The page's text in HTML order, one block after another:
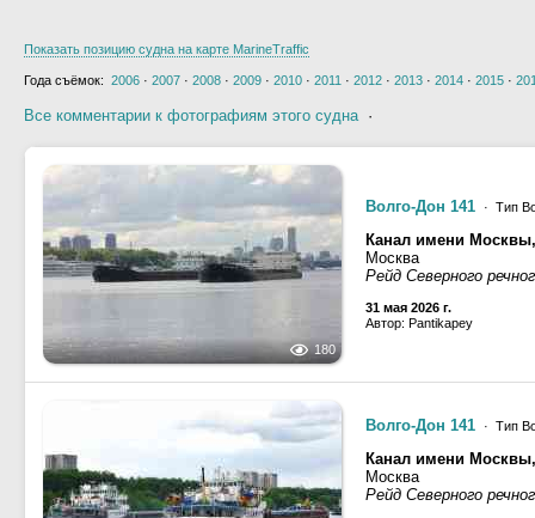
Показать позицию судна на карте MarineTraffic
Года съёмок: 2006 · 2007 · 2008 · 2009 · 2010 · 2011 · 2012 · 2013 · 2014 · 2015 ·
Все комментарии к фотографиям этого судна·
180
Волго-Дон 141 · Тип
Канал имени
Москва
Рейд Северного
31 мая 2026 г.
Автор: Pantikapey
Волго-Дон 141 · Тип
Канал имени
Москва
Рейд Северного